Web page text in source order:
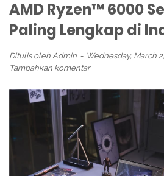
AMD Ryzen™ 6000
Paling Lengkap di
Ditulis oleh Admin
Wednesday, March
Tambahkan komentar